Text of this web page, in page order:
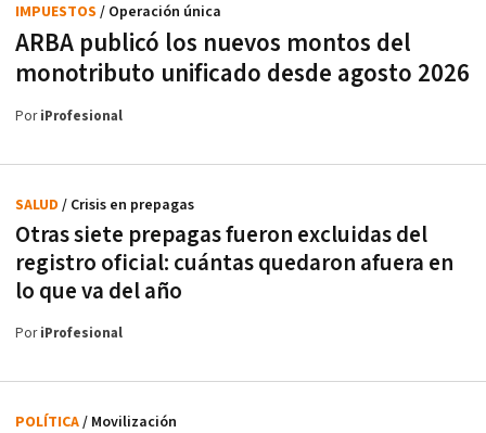
ARBA publicó los nuevos montos del
monotributo unificado desde agosto 2026
IMPUESTOS / Operación única
PoriProfesional
Otras siete prepagas fueron excluidas del
registro oficial: cuántas quedaron afuera en
lo que va del año
SALUD / Crisis en prepagas
PoriProfesional
POLÍTICA/ Movilización